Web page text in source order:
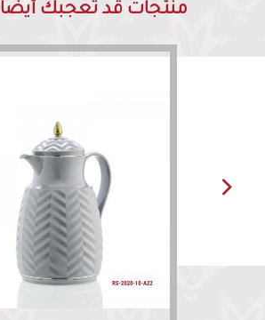
منتجات قد تعجبك أيضاً